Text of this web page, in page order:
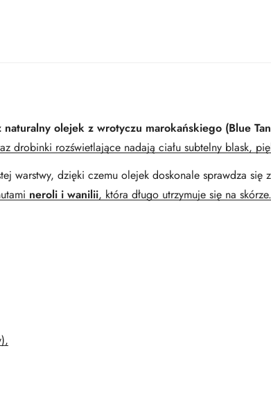
olejek z wrotyczu marokańskiego (Blue
drobinki rozświetlające nadają ciału subtelny blask,
warstwy, dzięki czemu olejek doskonale sprawdza
neroli i wanilii, która długo utrzymuje się na skórze.